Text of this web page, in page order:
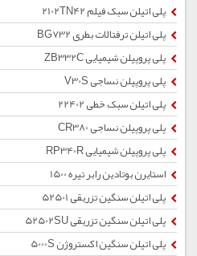
پلی اتیلن سبک فیلم 2102TN42
پلی اتیلن ترفتالات بطری BG732
پلی پروپیلن شیمیایی ZB332C
پلی پروپیلن نساجی V30S
پلی اتیلن سبک خطی 22402
پلی پروپیلن نساجی CR380
پلی پروپیلن شیمیایی RP340R
استایرن بوتادین رابر تیره 1500
پلی اتیلن سنگین تزریقی 52501
پلی اتیلن سنگین تزریقی 52502SU
پلی اتیلن سنگین اکستروژن 5000S